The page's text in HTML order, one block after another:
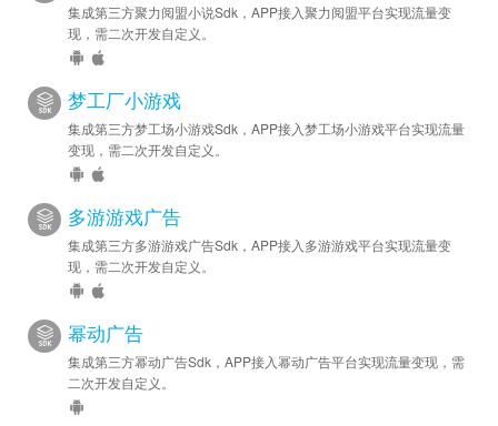
集成第三方聚力阅盟小说Sdk，APP接入聚力阅盟平台实现流量变
现，需二次开发自定义。
梦工厂小游戏
集成第三方梦工场小游戏Sdk，APP接入梦工场小游戏平台实现流量
变现，需二次开发自定义。
多游游戏广告
集成第三方多游游戏广告Sdk，APP接入多游游戏平台实现流量变
现，需二次开发自定义。
幂动广告
集成第三方幂动广告Sdk，APP接入幂动广告平台实现流量变现，需
二次开发自定义。